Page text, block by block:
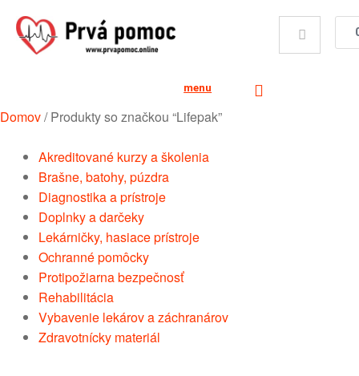
menu
Domov/Produkty so značkou “Lifepak”
Akreditované kurzy a školenia
Brašne, batohy, púzdra
Diagnostika a prístroje
Doplnky a darčeky
Lekárničky, hasiace prístroje
Ochranné pomôcky
Protipožiarna bezpečnosť
Rehabilitácia
Vybavenie lekárov a záchranárov
Zdravotnícky materiál